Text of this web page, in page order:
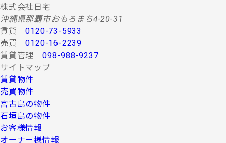
ービスの提供。
(４) 当社グループ会社が行う顧客動向調査、市場調
査、商品開発等の分析データ並びに広告反響等の
各種調査。
(５) 前各項に定める利用目的の達成に必要な範囲にお
ける個人情報の第三者提供。
４.お客様の個人情報の第三者への提供
第三者への提供にあたっては、機密保持のために必要な
措置を講じます。なお、上記利用目的の達成に必要な範
囲内において業務委託先に情報を提供する場合など、法
令に反しない範囲で停止請求をお受けできないことがあ
ります。 お客様の個人情報は、上記利用目的のために以
下の者に対して書面または口頭もしくはその他媒体によ
株式会社日宅
沖縄県那覇市おもろまち4-20-31
賃貸0120-73-5933
売買0120-16-2239
賃貸管理 098-988-9237
サイトマップ
賃貸物件
売買物件
宮古島の物件
石垣島の物件
お客様情報
オーナー様情報